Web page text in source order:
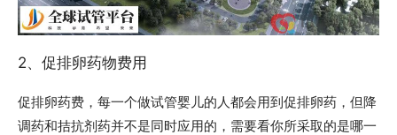
2、促排卵药物费用
促排卵药费，每一个做试管婴儿的人都会用到促排卵药，但降
调药和拮抗剂药并不是同时应用的，需要看你所采取的是哪一